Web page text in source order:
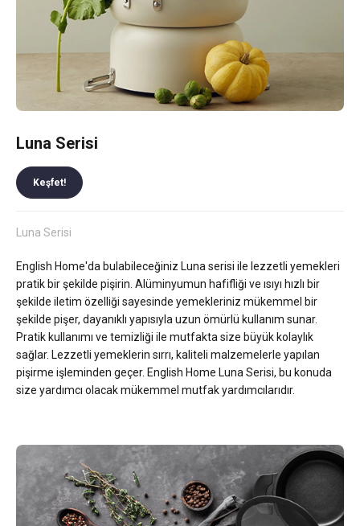
Luna Serisi
Keşfet!
Luna Serisi
English Home'da bulabileceğiniz Luna serisi ile lezzetli yemekleri
pratik bir şekilde pişirin. Alüminyumun hafifliği ve ısıyı hızlı bir
şekilde iletim özelliği sayesinde yemekleriniz mükemmel bir
şekilde pişer, dayanıklı yapısıyla uzun ömürlü kullanım sunar.
Pratik kullanımı ve temizliği ile mutfakta size büyük kolaylık
sağlar. Lezzetli yemeklerin sırrı, kaliteli malzemelerle yapılan
pişirme işleminden geçer. English Home Luna Serisi, bu konuda
size yardımcı olacak mükemmel mutfak yardımcılarıdır.